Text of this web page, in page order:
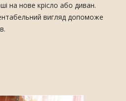
на нове крісло або диван.
вигляд допоможе